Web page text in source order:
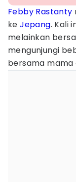
Febby Rastanty
keJepang. Kali
melainkan
mengunjungi
bersama mama